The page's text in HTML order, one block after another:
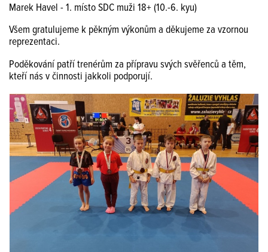
Marek Havel - 1. místo SDC muži 18+ (10.-6. kyu)
Všem gratulujeme k pěkným výkonům a děkujeme za vzornou
reprezentaci.
Poděkování patří trenérům za přípravu svých svěřenců a těm,
kteří nás v činnosti jakkoli podporují.